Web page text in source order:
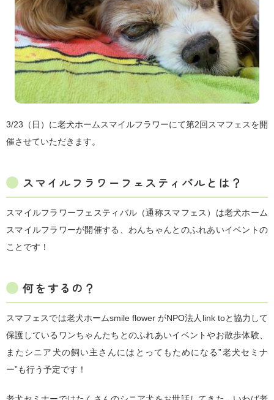
3/23（日）に老犬ホームスマイルフラワーにて第2回スマフェスを開
催させていただきます。
スマイルフラワーフェスティバルとは？
スマイルフラワーフェスティバル（通称スマフェス）は老犬ホーム
スマイルフラワーが開催する、わんちゃんとのふれあいイベントの
ことです！
何をするの？
スマフェスでは老犬ホームsmile flower がNPO法人link toと協力して
保護しているワンちゃんたちとのふれあいイベントやお散歩体験、
またシニア犬の飼い主さんにはとってもためになる”老犬セミナ
ー”も行う予定です！